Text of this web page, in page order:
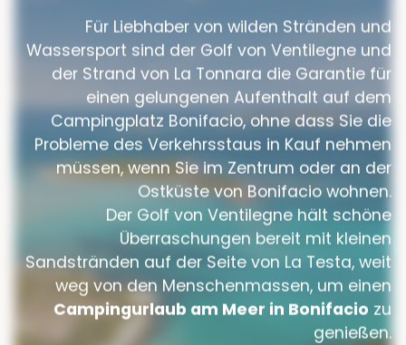
Für Liebhaber von wilden Stränden und
Wassersport sind der Golf von Ventilegne und
der Strand von La Tonnara die Garantie für
einen gelungenen Aufenthalt auf dem
Campingplatz Bonifacio, ohne dass Sie die
Probleme des Verkehrsstaus in Kauf nehmen
müssen, wenn Sie im Zentrum oder an der
Ostküste von Bonifacio wohnen.
Der Golf von Ventilegne hält schöne
Überraschungen bereit mit kleinen
Sandstränden auf der Seite von La Testa, weit
weg von den Menschenmassen, um einen
Campingurlaub am Meer in Bonifacio zu
genießen.